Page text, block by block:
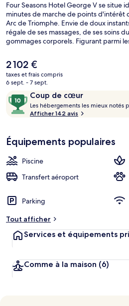
Four Seasons Hotel George V se situe
minutes de marche de points d'intérêt
Arc de Triomphe. Envie de doux
régale de ses massages, de ses soins
gommages corporels. Figurant parmi
propose des spécialités Cuisine
en outre une piscine couverte, un bar /
en forme. Les transports publics se
pied : Station de métro George V est à
Alma - Marceau, à 7 min.
Le
prix
actuel
de
2 102 €.
2 102 €
taxes et frais compris
6 sept. - 7 sept.
Avis
voyageurs
Coup de cœur
10
sur
10,
cœur
Les hébergements les mieux notés
Afficher 142 avis
Équipements populaires
Piscine
Transfert aéroport
Parking
Tout afficher
Services et équipements
Comme à la maison (6)